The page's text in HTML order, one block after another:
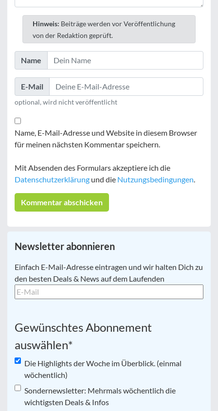
Hinweis: Beiträge werden vor Veröffentlichung
von der Redaktion geprüft.
Name
E-Mail
optional, wird nicht veröffentlicht
Name, E-Mail-Adresse und Website in diesem Browser
für meinen nächsten Kommentar speichern.
Mit Absenden des Formulars akzeptiere ich die
Datenschutzerklärung und die Nutzungsbedingungen.
Newsletter abonnieren
E-
Mail *
Einfach E-Mail-Adresse eintragen und wir halten Dich zu
den besten Deals & News auf dem Laufenden
Gewünschtes Abonnement
auswählen*
Die Highlights der Woche im Überblick. (einmal
wöchentlich)
Sondernewsletter: Mehrmals wöchentlich die
wichtigsten Deals & Infos